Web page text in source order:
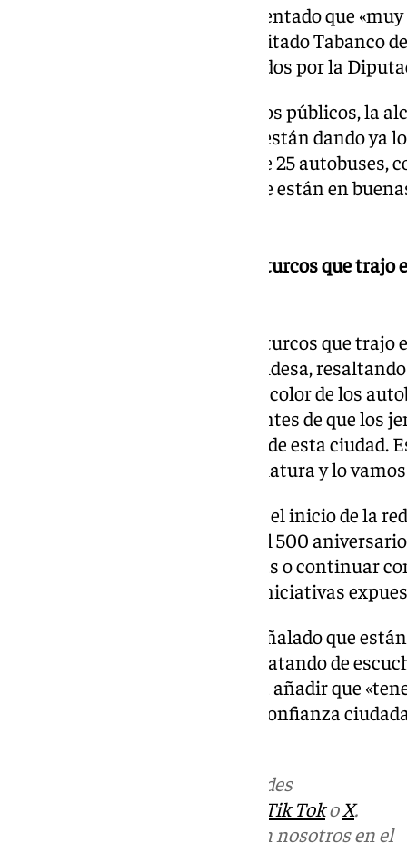
A todo ello, la alcaldesa ha comentado que
Técnica Jerez 2031 en el rehabilitado Tabanco
medio millón de euros financiados por la
Por lo que respecta a los servicios públicos, la
importante noticia» de que «se están dando ya
la contratación de un renting de 25 autobuses,
contando con los autobuses que están en
«Descartaremos los autobuses turcos que trajo
«Descartaremos los autobuses turcos que trajo
problemas», ha indicado la alcaldesa,
traerá una homogenización del color de los
marquesinas». «Somos conscientes de que los
autobuses que estén a la altura de esta ciudad.
desde que comenzamos la legislatura y lo
La plantación de 2.000 árboles, el inicio de la
Guadalete a su paso por Jerez, el 500
modernización de las Calandrias o continuar
limpieza han sido otras de las iniciativas
En definitiva, la alcaldesa ha señalado que
humildad, dejándonos la piel, tratando de
cuando nos equivocamos», para añadir que
estabilidad política actual y la confianza
en las redes
Tik TokoX.
Puedes ponerte en contacto con nosotros en el